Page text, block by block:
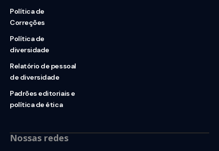
Política de
Correções
Política de
diversidade
Relatório de pessoal
de diversidade
Padrões editoriais e
política de ética
Nossas redes